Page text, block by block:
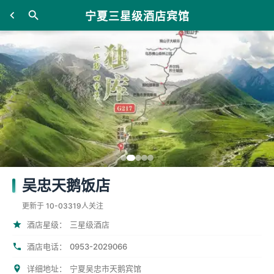
宁夏三星级酒店宾馆
吴忠天鹅饭店
更新于 10-03319人关注
酒店星级： 三星级酒店
酒店电话： 0953-2029066
详细地址： 宁夏吴忠市天鹅宾馆